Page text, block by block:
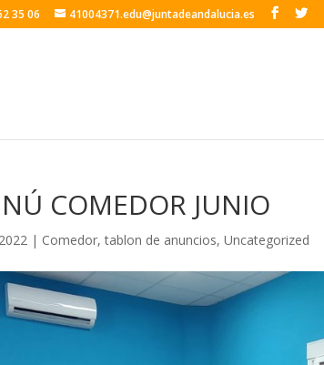
35 06 41004371.edu@juntadeandalucia.es
COMEDOR JUNIO
| Comedor,tablon de anuncios,Uncategorized